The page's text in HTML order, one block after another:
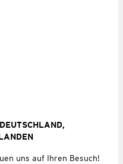
uns auf Ihren Besuch!